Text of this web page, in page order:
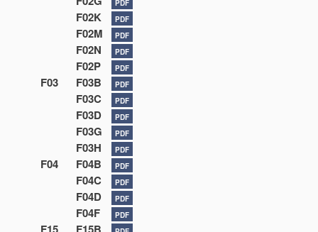
PDF
F02K PDF
F02M PDF
F02N PDF
F02P PDF
F03 F03B PDF
F03C PDF
F03D PDF
F03G PDF
F03H PDF
F04 F04B PDF
F04C PDF
F04D PDF
F04F PDF